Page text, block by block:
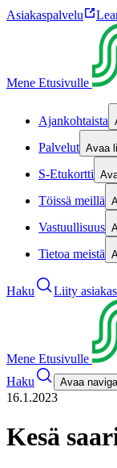
Asiakaspalvelu
Mene Etusivulle
Ajankohtaista
Palvelut Avaa
S-Etukortti
Töissä meillä
Vastuullisuus
Tietoa meistä
Haku Liity
Mene Etusivulle
Haku
Avaa
16.1.2023
Kesä